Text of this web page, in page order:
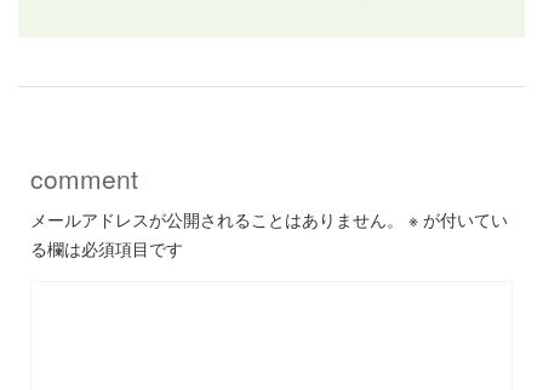
comment
メールアドレスが公開されることはありません。 ※ が付いてい
る欄は必須項目です